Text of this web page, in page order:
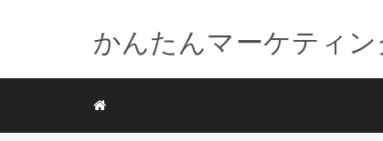
かんたんマーケティ